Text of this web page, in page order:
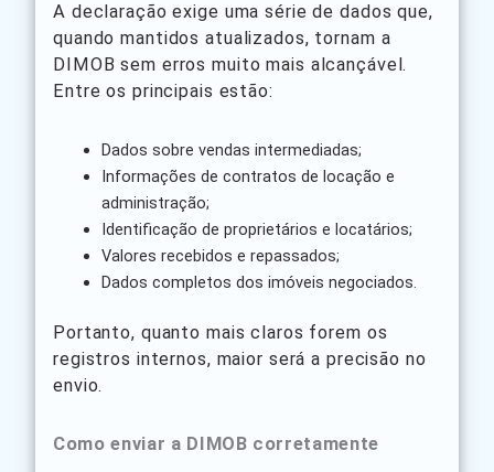
A declaração exige uma série de dados que,
quando mantidos atualizados, tornam a
DIMOB sem erros muito mais alcançável.
Entre os principais estão:
Dados sobre vendas intermediadas;
Informações de contratos de locação e
administração;
Identificação de proprietários e locatários;
Valores recebidos e repassados;
Dados completos dos imóveis negociados.
Portanto, quanto mais claros forem os
registros internos, maior será a precisão no
envio.
Como enviar a DIMOB corretamente